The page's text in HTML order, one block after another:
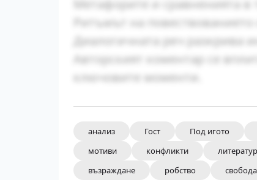
Метафорите и сравненията в
Ритъмът на
Диалогичната реч разкрива
Авторският коментар се
ключовите моменти.
анализ Гост Под игото
мотиви
конфликти
възраждане
робство свобода